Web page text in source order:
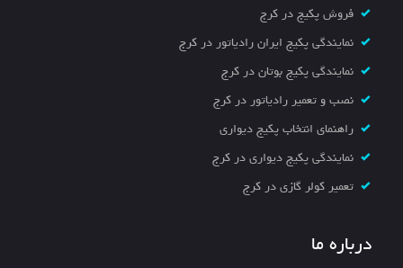
فروش پکیج در کرج
نمایندگی پکیج ایران رادیاتور در کرج
نمایندگی پکیج بوتان در کرج
نصب و تعمیر رادیاتور در کرج
راهنمای انتخاب پکیج دیواری
نمایندگی پکیج دیواری در کرج
تعمیر کولر گازی در کرج
درباره ما